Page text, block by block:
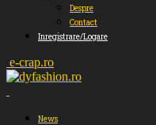
Despre
Contact
Inregistrare/Logare
e-crap.ro
News